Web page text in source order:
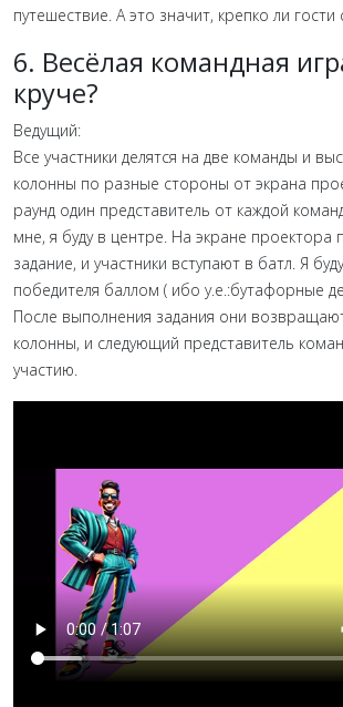
путешествие. А это значит, крепко ли гости
6. Весёлая командная
круче?
Ведущий:
Все участники делятся на две команды и
колонны по разные стороны от экрана
раунд один представитель от каждой
мне, я буду в центре. На экране проектора
задание, и участники вступают в батл. Я
победителя баллом ( ибо у.е.:бутафорные
После выполнения задания они
колонны, и следующий представитель
участию.